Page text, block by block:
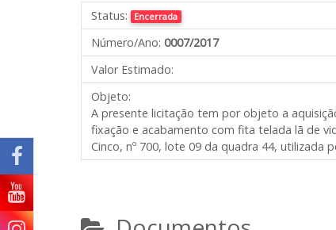
Status: Encerrada
Número/Ano: 0007/2017
Valor Estimado:
Objeto:
A presente licitação tem por objeto a
fixação e acabamento com fita telada lã de
Cinco, nº 700, lote 09 da quadra 44, utilizada